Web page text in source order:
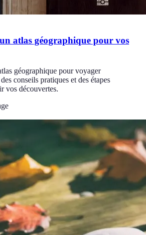
atlas géographique pour vos
géographique pour voyager
conseils pratiques et des étapes
vos découvertes.